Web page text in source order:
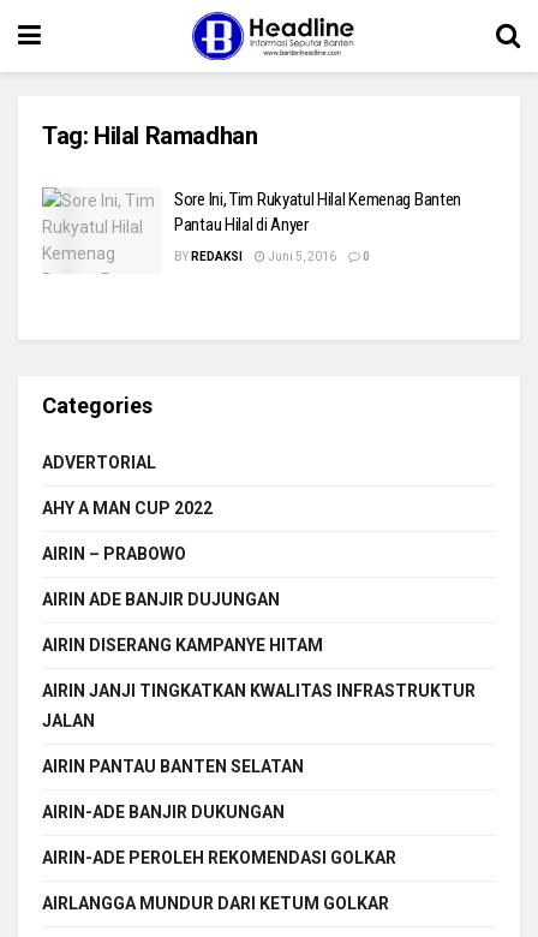
Tag: Hilal Ramadhan
Sore Ini, Tim Rukyatul Hilal Kemenag Banten
Pantau Hilal di Anyer
BY REDAKSI Juni 5, 2016 0
Categories
ADVERTORIAL
AHY A MAN CUP 2022
AIRIN – PRABOWO
AIRIN ADE BANJIR DUJUNGAN
AIRIN DISERANG KAMPANYE HITAM
AIRIN JANJI TINGKATKAN KWALITAS INFRASTRUKTUR
JALAN
AIRIN PANTAU BANTEN SELATAN
AIRIN-ADE BANJIR DUKUNGAN
AIRIN-ADE PEROLEH REKOMENDASI GOLKAR
AIRLANGGA MUNDUR DARI KETUM GOLKAR